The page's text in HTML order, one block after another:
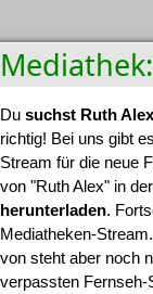
Du suchst Ruth
richtig! Bei uns gibt
Stream für die neue
von "Ruth Alex" in
herunterladen.
Mediatheken-
von steht aber noch
verpassten